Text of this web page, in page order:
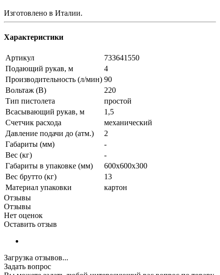
Изготовлено в Италии.
Характеристики
Артикул
733641550
Подающий рукав, м
4
Производительность (л/мин) 90
Вольтаж (В)
220
Тип пистолета
простой
Всасывающий рукав, м
1,5
Счетчик расхода
механический
Давление подачи до (атм.)
2
Габариты (мм)
-
Вес (кг)
-
Габариты в упаковке (мм)
600х600х300
Вес брутто (кг)
13
Материал упаковки
картон
Отзывы
Отзывы
Нет оценок
Оставить отзыв
Загрузка отзывов...
Задать вопрос